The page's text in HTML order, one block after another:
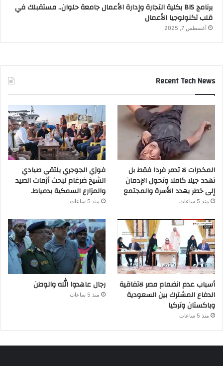
برنامج BIS بكلية التجارة وإدارة الأعمال جامعة حلوان.. مستقبلك في
قلب تكنولوجيا الأعمال
أغسطس 7, 2025
Recent Tech News
المخدرات لا تدمر فردا فقط بل
تهدد جيلا كاملا وتحول الإدمان
إلى خطر يهدد الأسرة والمجتمع
منذ 5 ساعات
فوزي الجوجري يلتقي صيادي
الشيخ ضرغام لبحث أزمات الصيد
والمزارع السمكية بدمياط.
منذ 5 ساعات
أسباب عدم انضمام مصر لاتفاقية
الدفاع المشترك بين السعودية
وباكستان وتركيا
منذ 5 ساعات
رجال عاهدوا الله والوطن
منذ 5 ساعات